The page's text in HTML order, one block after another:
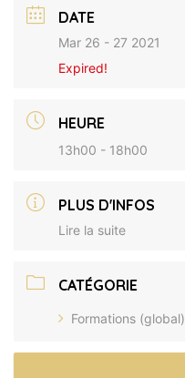
DATE
Mar 26 - 27 2021
Expired!
HEURE
13h00 - 18h00
PLUS D'INFOS
Lire la suite
CATÉGORIE
Formations (global)